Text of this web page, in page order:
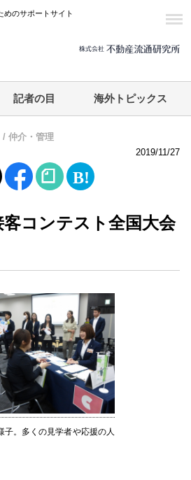
めのサポートサイト
記者の目 海外トピックス
/ 仲介・管理
2019/11/27
コンテスト全国大会
子。多くの見学者や応援の人